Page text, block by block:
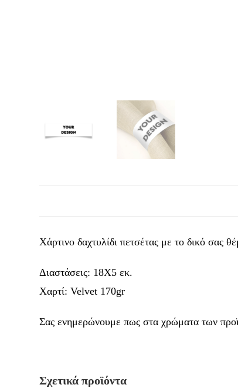
Χάρτινο δαχτυλίδι πετσέτας με το δικό σας
Διαστάσεις: 18Χ5 εκ.
Χαρτί: Velvet 170gr
Σας ενημερώνουμε πως στα χρώματα των
Σχετικά προϊόντα